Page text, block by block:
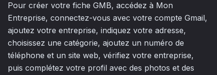
Pour créer votre fiche GMB, accédez à Mon
Entreprise, connectez-vous avec votre compte Gmail,
ajoutez votre entreprise, indiquez votre adresse,
choisissez une catégorie, ajoutez un numéro de
téléphone et un site web, vérifiez votre entreprise,
puis complétez votre profil avec des photos et des